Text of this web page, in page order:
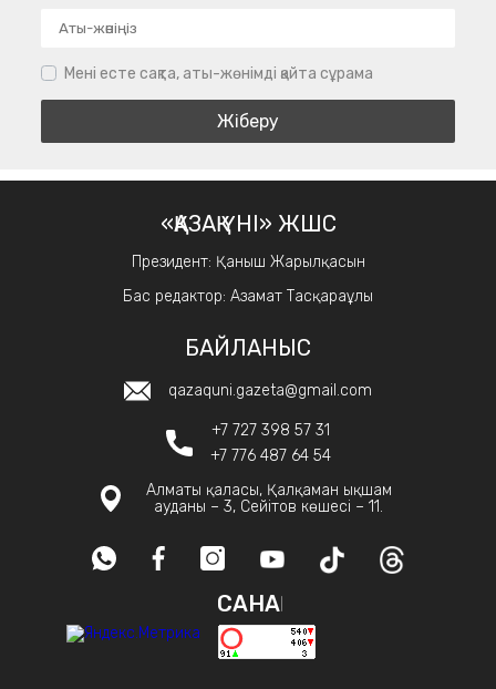
Мені есте сақта, аты-жөнімді қайта сұрама
«ҚАЗАҚ ҮНІ» ЖШС
Президент: Қаныш Жарылқасын
Бас редактор: Азамат Тасқараұлы
БАЙЛАНЫС
qazaquni.gazeta@gmail.com
+7 727 398 57 31
+7 776 487 64 54
Алматы қаласы, Қалқаман ықшам
ауданы – 3, Сейітов көшесі – 11.
САНАҚ